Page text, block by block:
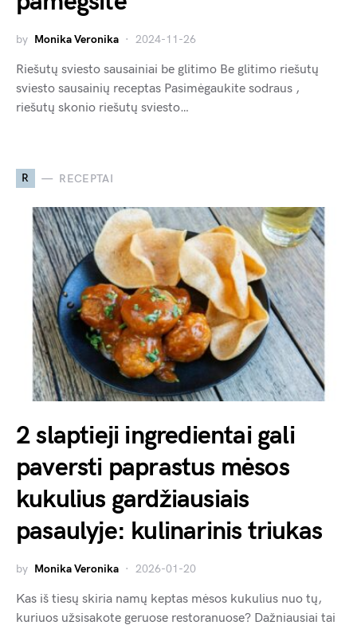
by Monika Veronika 2024-11-26
Riešutų sviesto sausainiai be glitimo Be glitimo riešutų
sviesto sausainių receptas Pasimėgaukite sodraus ,
riešutų skonio riešutų sviesto…
R RECEPTAI
2 slaptieji ingredientai gali
paversti paprastus mėsos
kukulius gardžiausiais
pasaulyje: kulinarinis triukas
by Monika Veronika 2026-01-20
Kas iš tiesų skiria namų keptas mėsos kukulius nuo tų,
kuriuos užsisakote geruose restoranuose? Dažniausiai tai